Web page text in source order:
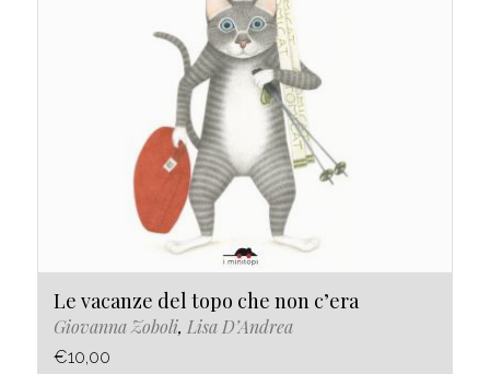
Le vacanze del topo che non c’era
Giovanna Zoboli, Lisa D’Andrea
€10,00